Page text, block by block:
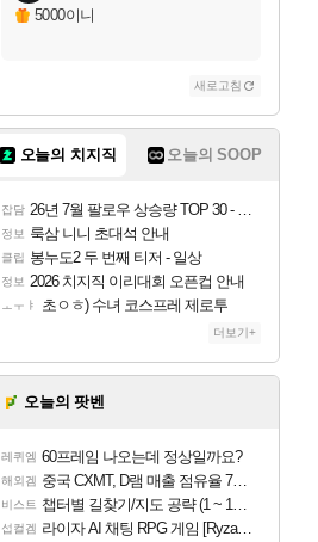
5000이니
새로고침
오늘의 치지직 오늘의 SOOP
잡담 26년 7월 팔로우 상승량 TOP 30 - 월간 치지직
정보 룩삼 니니 초대석 안내
클립 봉누도2 두 번째 티저 - 일상
정보 2026 치지직 이리대회 오픈컵 안내
ㅗㅜㅑ 초ㅇㅎ) 수녀 코스프레 제로투
더보기+
오늘의 팟벤
레퀴엠 60프레임 나오는데 정상일까요?
해외겜 중국 CXMT, D램 매출 점유율 7%…글로벌 4위로 부상
비스트 챕터별 길찾기/지도 공략 (1 ~ 12장)
섭컬겜 라이자 AI 채팅 RPG 게임 [RyzaChat: AI] 공개